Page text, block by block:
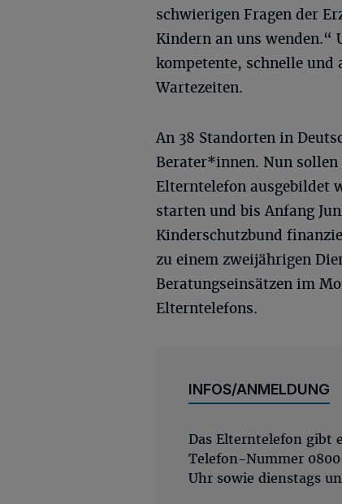
schwierigen Fragen der
Kindern an uns wenden.“
kompetente, schnelle und
Wartezeiten.
An 38 Standorten in
Berater*innen. Nun
Elterntelefon ausgebildet
starten und bis Anfang
Kinderschutzbund
zu einem zweijährigen
Beratungseinsätzen im
Elterntelefons.
INFOS/ANMELDUNG
Das Elterntelefon gibt
Telefon-Nummer 0800
Uhr sowie dienstags